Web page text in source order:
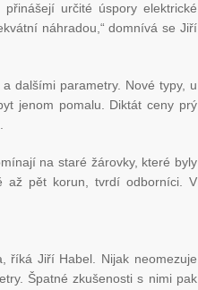
určité úspory elektrické
náhradou,“ domnívá se Jiří
dalšími parametry. Nové typy, u
jenom pomalu. Diktát ceny prý
na staré žárovky, které byly
až pět korun, tvrdí odborníci. V
říká Jiří Habel. Nijak neomezuje
Špatné zkušenosti s nimi pak